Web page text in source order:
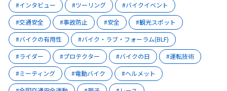
インタビュー ツーリング
バイクイベント
交通安全
事故防止 安全
観光スポット
バイクの有用性
バイク・ラブ・フォーラム(BLF)
ライダー
プロテクター バイクの日
運転技術
ミーティング
電動バイク
ヘルメット